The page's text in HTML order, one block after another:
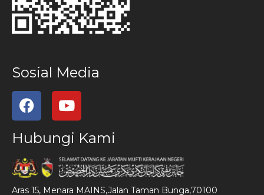
Sosial Media
Hubungi Kami
Aras 15, Menara MAINS,Jalan Taman Bunga,70100